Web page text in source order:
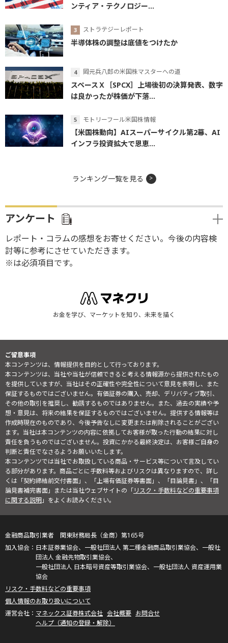
ンティア・テクノロジー...
ストラテジーレポート
半導体株の調整は底値をつけたか
岡元兵八郎の米国株マスターへの道
スペースＸ［SPCX］上場後初の決算発表、数字
は良かったが株価が下落...
モトリーフール米国株情報
【米国株動向】AIスーパーサイクル第2幕、AI
インフラ投資拡大で恩恵...
ランキング一覧を見る
アンケート
レポート・コラムの感想をお寄せください。今後の内容検
討等に参考にさせていただきます。
※は必須項目です。
お金を学び、マーケットを知り、未来を描く
ご留意事項
本コンテンツは、情報提供を目的として行っております。
本コンテンツは、当社や当社が信頼できると考える情報源から提供されたもの
を提供していますが、当社はその正確性や完全性について意見を表明し、また
保証するものではございません。有価証券の購入、売却、デリバティブ取引、
その他の取引を推奨し、勧誘するものではありません。また、過去の実績や予
想・意見は、将来の結果を保証するものではございません。提供する情報等は
作成時現在のものであり、今後予告なしに変更または削除されることがござい
ます。当社は本コンテンツの内容に依拠してお客様が取った行動の結果に対し
責任を負うものではございません。投資にかかる最終決定は、お客様ご自身の
判断と責任でなさるようお願いいたします。
本コンテンツでは当社でお取扱している商品・サービス等について言及してい
る部分があります。商品ごとに手数料等およびリスクは異なりますので、詳し
くは「契約締結前交付書面」、「上場有価証券等書面」、「目論見書」、「目
論見書補完書面」または当社ウェブサイトの「リスク・手数料などの重要事項
に関する説明」をよくお読みください。
金融商品取引業者 関東財務局長（金商）第165号
日本証券業協会、一般社団法人 第二種金融商品取引業協会、一般社
団法人 金融先物取引業協会、
一般社団法人 日本暗号資産等取引業協会、一般社団法人 資産運用業
協会
リスク・手数料などの重要事項
個人情報のお取り扱いについて
マネックス証券株式会社 会社概要 お問合せ
ヘルプ（通知の登録・解除）